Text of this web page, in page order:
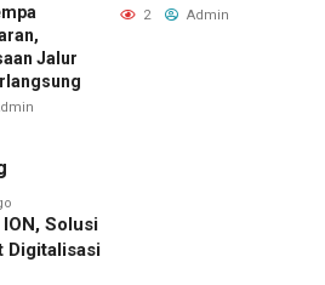
Jalur
2 Admin
ION, Solusi
Digitalisasi